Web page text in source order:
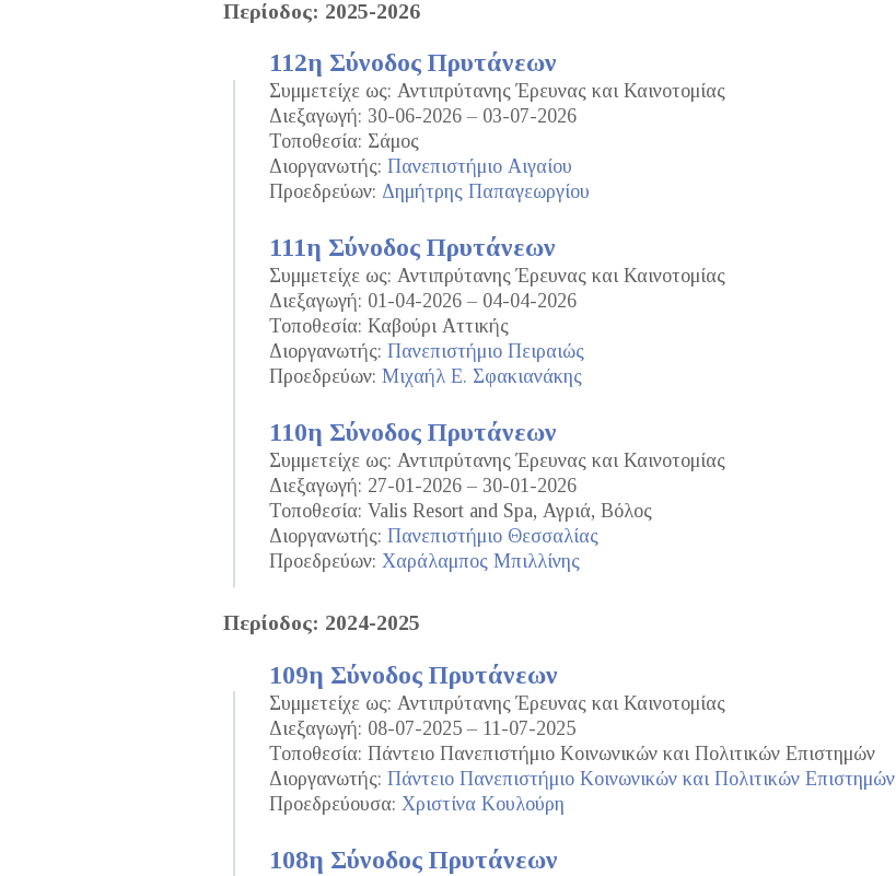
Περίοδος: 2025-2026
112η Σύνοδος Πρυτάνεων
Συμμετείχε ως: Αντιπρύτανης Έρευνας και Καινοτομίας
Διεξαγωγή: 30-06-2026 – 03-07-2026
Τοποθεσία: Σάμος
Διοργανωτής: Πανεπιστήμιο Αιγαίου
Προεδρεύων: Δημήτρης Παπαγεωργίου
111η Σύνοδος Πρυτάνεων
Συμμετείχε ως: Αντιπρύτανης Έρευνας και Καινοτομίας
Διεξαγωγή: 01-04-2026 – 04-04-2026
Τοποθεσία: Καβούρι Αττικής
Διοργανωτής: Πανεπιστήμιο Πειραιώς
Προεδρεύων: Μιχαήλ Ε. Σφακιανάκης
110η Σύνοδος Πρυτάνεων
Συμμετείχε ως: Αντιπρύτανης Έρευνας και Καινοτομίας
Διεξαγωγή: 27-01-2026 – 30-01-2026
Τοποθεσία: Valis Resort and Spa, Αγριά, Βόλος
Διοργανωτής: Πανεπιστήμιο Θεσσαλίας
Προεδρεύων: Χαράλαμπος Μπιλλίνης
Περίοδος: 2024-2025
109η Σύνοδος Πρυτάνεων
Συμμετείχε ως: Αντιπρύτανης Έρευνας και Καινοτομίας
Διεξαγωγή: 08-07-2025 – 11-07-2025
Τοποθεσία: Πάντειο Πανεπιστήμιο Κοινωνικών και Πολιτικών Επιστημών
Διοργανωτής: Πάντειο Πανεπιστήμιο Κοινωνικών και Πολιτικών Επιστημών
Προεδρεύουσα: Χριστίνα Κουλούρη
108η Σύνοδος Πρυτάνεων